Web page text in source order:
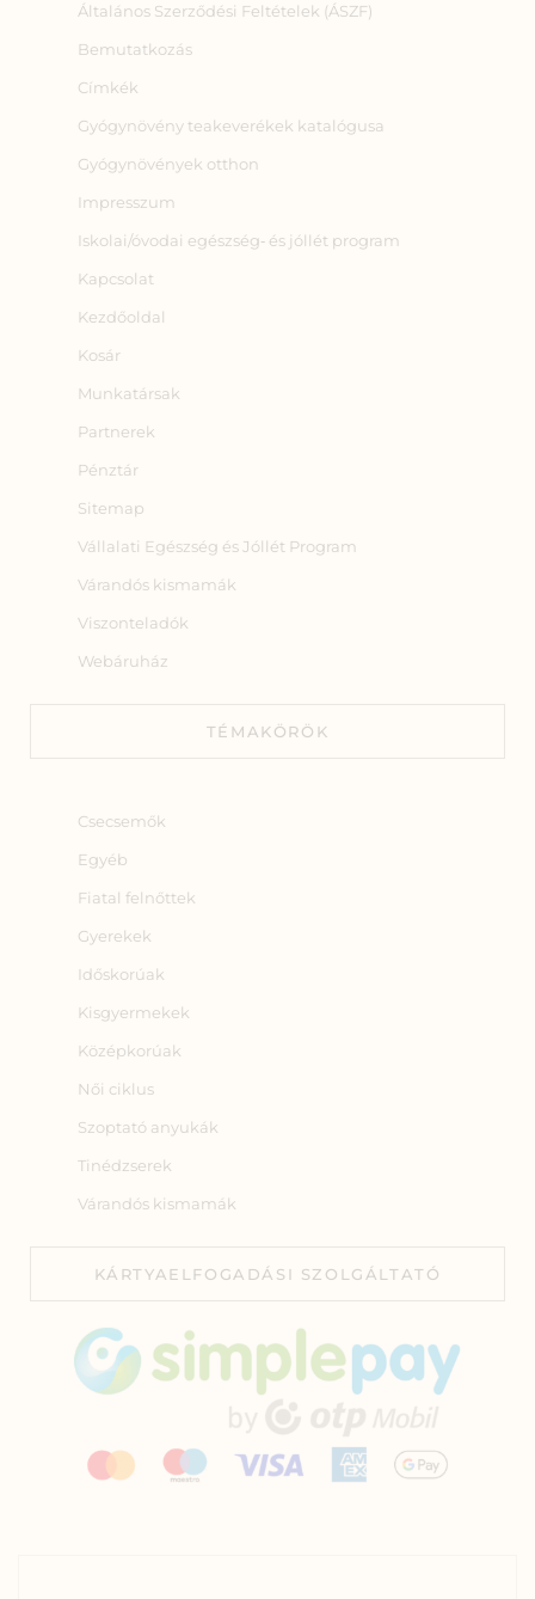
Általános Szerződési Feltételek (ÁSZF)
Bemutatkozás
Címkék
Gyógynövény teakeverékek katalógusa
Gyógynövények otthon
Impresszum
Iskolai/óvodai egészség‑ és jóllét program
Kapcsolat
Kezdőoldal
Kosár
Munkatársak
Partnerek
Pénztár
Sitemap
Vállalati Egészség és Jóllét Program
Várandós kismamák
Viszonteladók
Webáruház
TÉMAKÖRÖK
Csecsemők
Egyéb
Fiatal felnőttek
Gyerekek
Időskorúak
Kisgyermekek
Középkorúak
Női ciklus
Szoptató anyukák
Tinédzserek
Várandós kismamák
KÁRTYAELFOGADÁSI SZOLGÁLTATÓ